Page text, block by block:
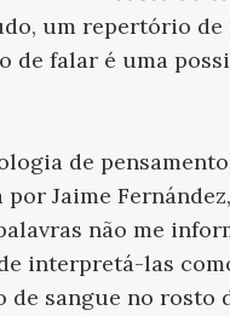
um repertório de
de falar é uma
de
por Jaime
não me
interpretá-las
de sangue no rosto